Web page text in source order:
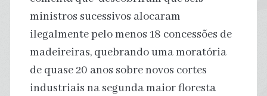
ministros sucessivos alocaram
ilegalmente pelo menos 18 concessões de
madeireiras, quebrando uma moratória
de quase 20 anos sobre novos cortes
industriais na segunda maior floresta